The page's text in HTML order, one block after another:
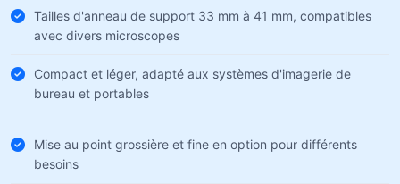
Tailles d'anneau de support 33 mm à 41 mm, compatibles
avec divers microscopes
Compact et léger, adapté aux systèmes d'imagerie de
bureau et portables
Mise au point grossière et fine en option pour différents
besoins